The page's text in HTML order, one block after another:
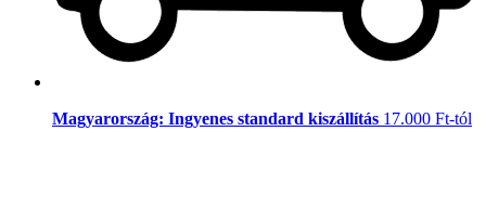
Magyarország: Ingyenes standard kiszállítás 17.000 Ft-tól